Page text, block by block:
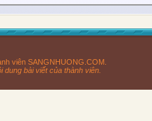
viên SANGNHUONG.COM.
bài viết của thành viên.